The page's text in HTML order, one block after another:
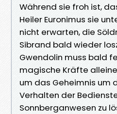
Während sie froh ist,
Heiler Euronimus sie
nicht erwarten, die
Sibrand bald wieder
Gwendolin muss bald
magische Kräfte
um das Geheimnis um
Verhalten der
Sonnberganwesen zu